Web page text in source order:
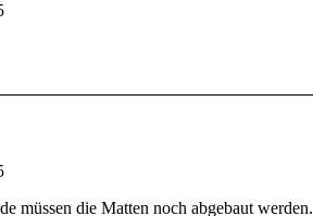
müssen die Matten noch abgebaut werden.